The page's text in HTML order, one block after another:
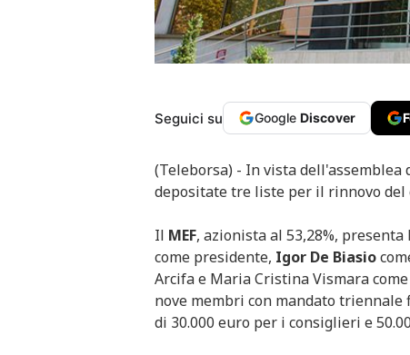
Seguici su Google Discover
(Teleborsa) - In vista dell'assemblea
depositate tre liste per il rinnovo
Il MEF, azionista al 53,28%,
come presidente, Igor De Biasio
Arcifa e Maria Cristina Vismara
nove membri con mandato
di 30.000 euro per i consiglieri e